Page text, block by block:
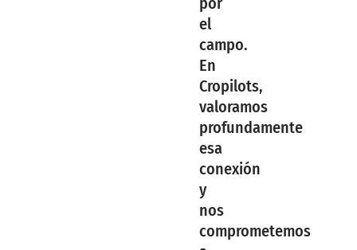
el
campo.
En
Cropilots,
valoramos
profundamente
esa
conexión
y
nos
comprometemos